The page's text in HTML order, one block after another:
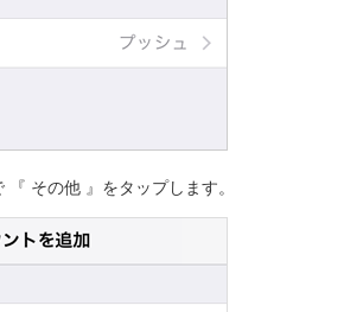
『 その他 』をタップします。